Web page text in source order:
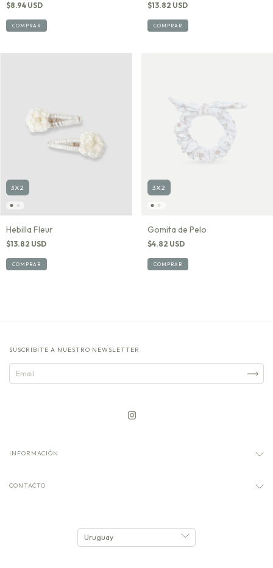
$8.94 USD
COMPRAR
$13.82 USD
COMPRAR
3X2
Hebilla Fleur
$13.82 USD
COMPRAR
3X2
Gomita de Pelo
$4.82 USD
COMPRAR
SUSCRIBITE A NUESTRO NEWSLETTER
INFORMACIÓN
CONTACTO